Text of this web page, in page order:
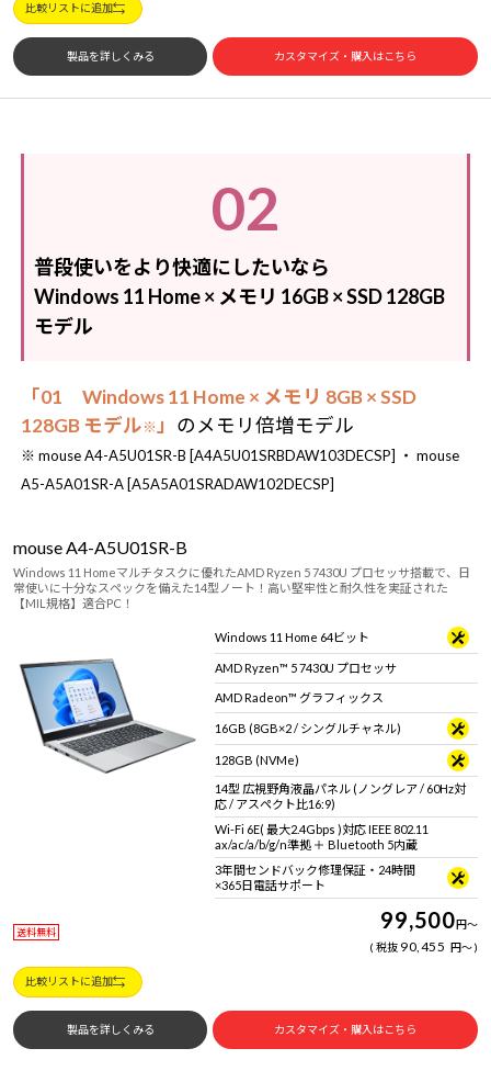
比較リストに追加
製品を詳しくみる カスタマイズ・購入はこちら
02
普段使いをより快適にしたいなら
Windows 11 Home × メモリ 16GB × SSD 128GB
モデル
「01 Windows 11 Home × メモリ 8GB × SSD
128GB モデル※ 」 のメモリ倍増モデル
※ mouse A4-A5U01SR-B [A4A5U01SRBDAW103DECSP] ・ mouse
A5-A5A01SR-A [A5A5A01SRADAW102DECSP]
mouse A4-A5U01SR-B
Windows 11 Homeマルチタスクに優れたAMD Ryzen 5 7430U プロセッサ搭載で、日
常使いに十分なスペックを備えた14型ノート！高い堅牢性と耐久性を実証された
【MIL規格】適合PC！
Windows 11 Home 64ビット
AMD Ryzen™ 5 7430U プロセッサ
AMD Radeon™ グラフィックス
16GB (8GB×2 / シングルチャネル)
128GB (NVMe)
14型 広視野角液晶パネル (ノングレア / 60Hz対
応 / アスペクト比16:9)
Wi-Fi 6E( 最大2.4Gbps )対応 IEEE 802.11
ax/ac/a/b/g/n準拠 ＋ Bluetooth 5内蔵
3年間センドバック修理保証・24時間
×365日電話サポート
送料無料 99,500円～
税抜 90,455 円～
比較リストに追加
製品を詳しくみる カスタマイズ・購入はこちら